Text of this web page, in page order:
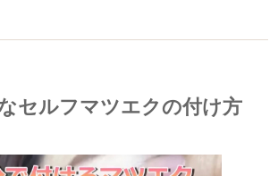
セルフマツエクの付け方